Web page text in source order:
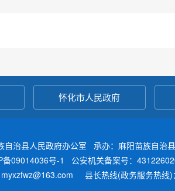
怀化市人民政府
自治县人民政府办公室 承办：麻阳苗族自治
09014036号-1
公安机关备案号：
县长热线(政务服务热线